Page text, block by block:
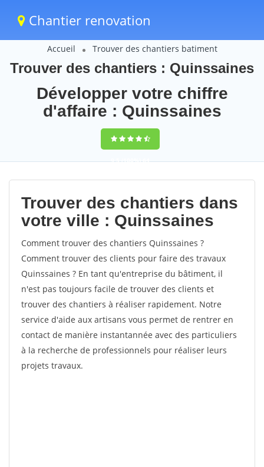
Chantier renovation
Accueil Trouver des chantiers batiment
Trouver des chantiers : Quinssaines
Développer votre chiffre
d'affaire : Quinssaines
9,5(100%)64
votes
Trouver des chantiers dans
votre ville : Quinssaines
Comment trouver des chantiers Quinssaines ?
Comment trouver des clients pour faire des travaux
Quinssaines ? En tant qu'entreprise du bâtiment, il
n'est pas toujours facile de trouver des clients et
trouver des chantiers à réaliser rapidement. Notre
service d'aide aux artisans vous permet de rentrer en
contact de manière instantannée avec des particuliers
à la recherche de professionnels pour réaliser leurs
projets travaux.